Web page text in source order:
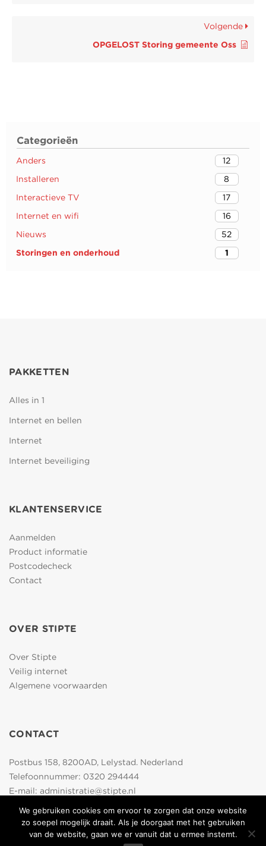
Categorieën
Anders
12
Installeren
8
Interactieve TV
17
Internet en wifi
16
Nieuws
52
Storingen en onderhoud
1
Volgende
OPGELOST Storing gemeente Oss
PAKKETTEN
Alles in 1
Internet en bellen
Internet
Internet beveiliging
KLANTENSERVICE
Aanmelden
Product informatie
Postcodecheck
Contact
OVER STIPTE
Over Stipte
Veilig internet
Algemene voorwaarden
CONTACT
Postbus 158, 8200AD, Lelystad. Nederland
Telefoonnummer: 0320 294444
E-mail: administratie@stipte.nl
We gebruiken cookies om ervoor te zorgen dat onze website
zo soepel mogelijk draait. Als je doorgaat met het gebruiken
van de website, gaan we er vanuit dat u ermee instemt.